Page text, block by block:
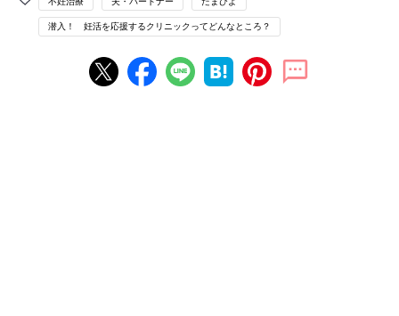
賑やかな麻布十番商店街。下町のような雰囲気の街にある「麻布
モンテアール レディースクリニック」は開院して4年。患者さん
潜入！ 妊活を応援するクリニックってどんなところ？